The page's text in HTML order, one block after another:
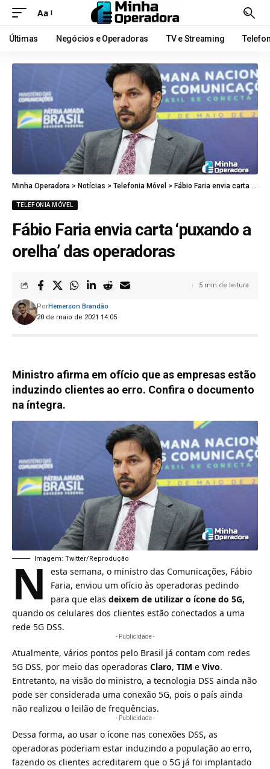
Aa
Últimas Negócios e Operadoras TV e Streaming
Minha Operadora > Notícias > Telefonia Móvel > Fábio Faria envia carta ‘puxando a orelha’ das operadoras
TELEFONIA MÓVEL
Fábio Faria envia carta ‘puxando a
orelha’ das operadoras
20 de maio de 2021 14:05
PorHemerson Brandão
5 min de leitura
Ministro afirma em ofício que as empresas estão
induzindo clientes ao erro. Confira o documento
na íntegra.
Imagem: Twitter/Reprodução
N
esta semana, o ministro das Comunicações, Fábio
Faria, enviou um ofício às operadoras pedindo
para que elas deixem de utilizar o ícone do 5G,
quando os celulares dos clientes estão conectados a uma
rede 5G DSS.
- Publicidade -
Atualmente, vários pontos pelo Brasil já contam com redes
5G DSS, por meio das operadoras Claro, TIM e Vivo.
Entretanto, na visão do ministro, a tecnologia DSS ainda não
pode ser considerada uma conexão 5G, pois o país ainda
não realizou o leilão de frequências.
- Publicidade -
Dessa forma, ao usar o ícone nas conexões DSS, as
operadoras poderiam estar induzindo a população ao erro,
fazendo os clientes acreditarem que o 5G já foi implantado